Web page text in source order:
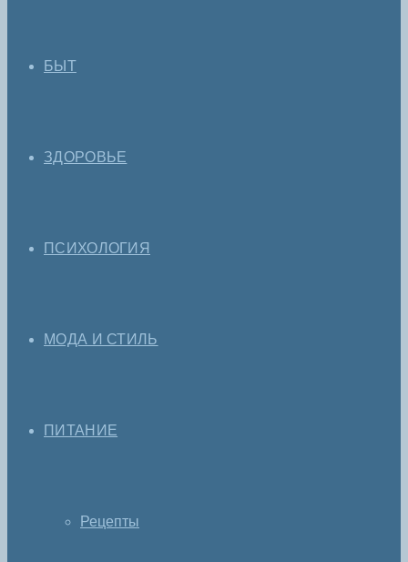
БЫТ
ЗДОРОВЬЕ
ПСИХОЛОГИЯ
МОДА И СТИЛЬ
ПИТАНИЕ
Рецепты